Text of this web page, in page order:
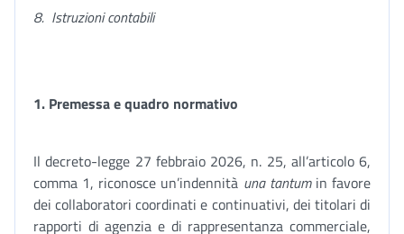
8. Istruzioni contabili
1. Premessa e quadro normativo
Il decreto-legge 27 febbraio 2026, n. 25, all’articolo 6,
comma 1, riconosce un’indennità una tantum in favore
dei collaboratori coordinati e continuativi, dei titolari di
rapporti di agenzia e di rappresentanza commerciale,